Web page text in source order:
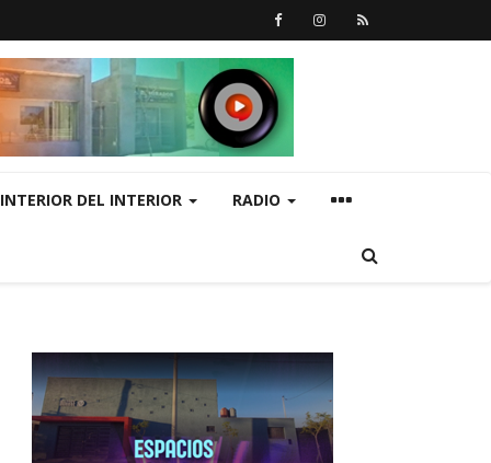
INTERIOR DEL INTERIOR RADIO